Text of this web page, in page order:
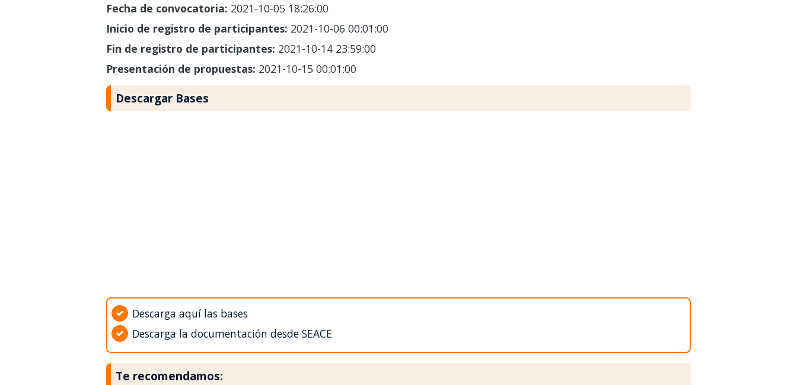
Fecha de convocatoria: 2021-10-05 18:26:00
Inicio de registro de participantes: 2021-10-06 00:01:00
Fin de registro de participantes: 2021-10-14 23:59:00
Presentación de propuestas: 2021-10-15 00:01:00
Descargar Bases
Descarga aquí las bases
Descarga la documentación desde SEACE
Te recomendamos: